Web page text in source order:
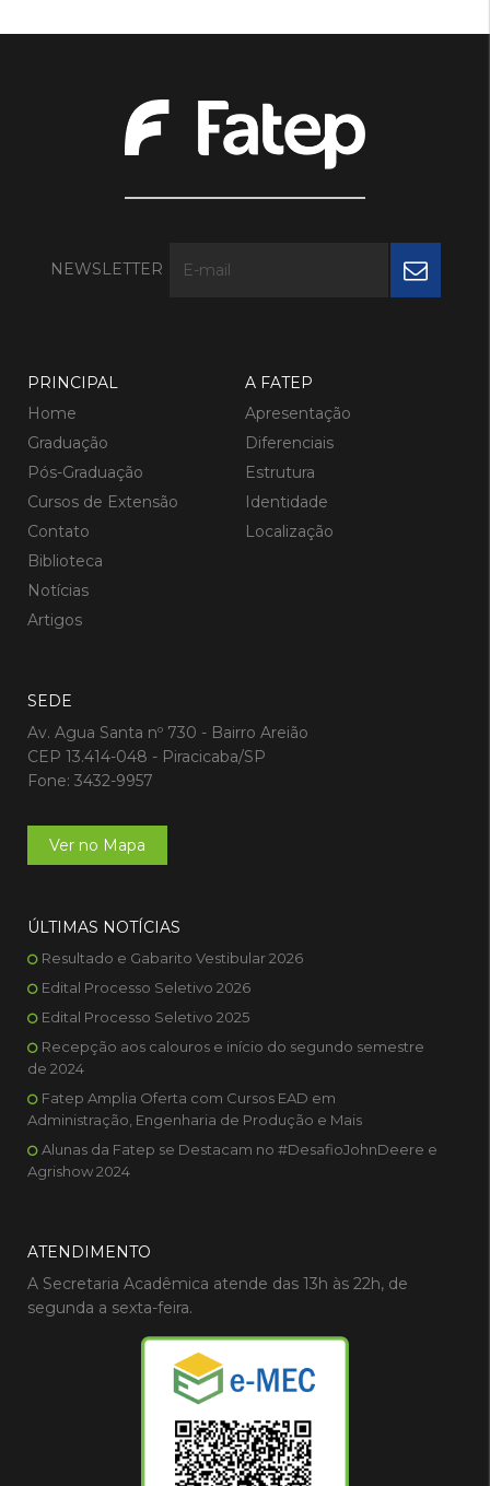
NEWSLETTER
PRINCIPAL
Home
Graduação
Pós-Graduação
Cursos de Extensão
Contato
Biblioteca
Notícias
Artigos
A FATEP
Apresentação
Diferenciais
Estrutura
Identidade
Localização
SEDE
Av. Agua Santa nº 730 - Bairro Areião
CEP 13.414-048 - Piracicaba/SP
Fone: 3432-9957
Ver no Mapa
ÚLTIMAS NOTÍCIAS
Resultado e Gabarito Vestibular 2026
Edital Processo Seletivo 2026
Edital Processo Seletivo 2025
Recepção aos calouros e início do segundo semestre
de 2024
Fatep Amplia Oferta com Cursos EAD em
Administração, Engenharia de Produção e Mais
Alunas da Fatep se Destacam no #DesafioJohnDeere e
Agrishow 2024
ATENDIMENTO
A Secretaria Acadêmica atende das 13h às 22h, de
segunda a sexta-feira.